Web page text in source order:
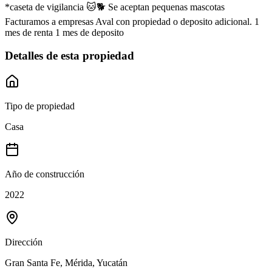
*caseta de vigilancia 🐱🐕 Se aceptan pequenas mascotas
Facturamos a empresas Aval con propiedad o deposito adicional. 1
mes de renta 1 mes de deposito
Detalles de esta propiedad
Tipo de propiedad
Casa
Año de construcción
2022
Dirección
Gran Santa Fe, Mérida, Yucatán